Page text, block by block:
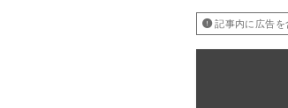
記事内に広告